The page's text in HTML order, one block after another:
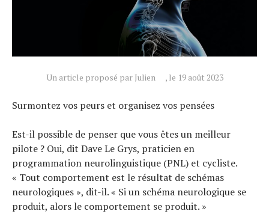
Un article proposé par Julien , le 19 août 2023
Surmontez vos peurs et organisez vos pensées
Est-il possible de penser que vous êtes un meilleur
pilote ? Oui, dit Dave Le Grys, praticien en
programmation neurolinguistique (PNL) et cycliste.
« Tout comportement est le résultat de schémas
neurologiques », dit-il. « Si un schéma neurologique se
produit, alors le comportement se produit. »
Technologies
Tests de produits
Conseils
Tendances
Tous nos articles